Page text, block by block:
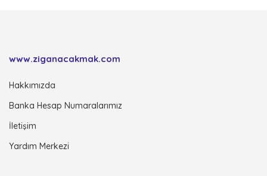
www.ziganacakmak.com
Hakkımızda
Banka Hesap Numaralarımız
İletişim
Yardım Merkezi